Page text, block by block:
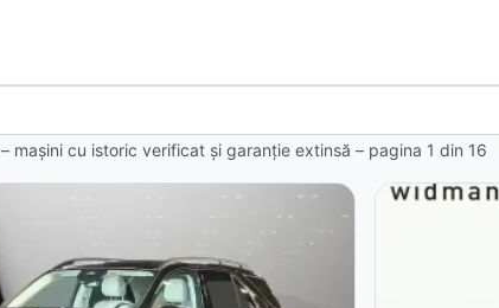
– mașini cu istoric verificat și garanție extinsă – pagina 1 din 16